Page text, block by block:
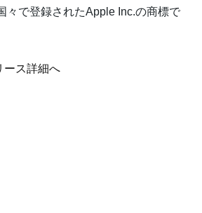
々で登録されたApple Inc.の商標で
ース詳細へ